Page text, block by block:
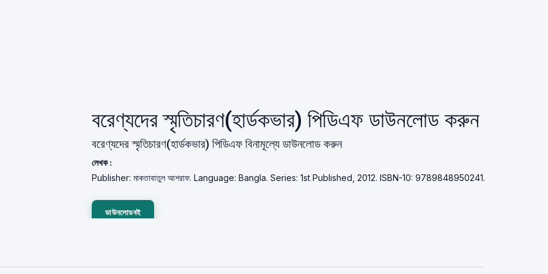
বরেণ্যদের স্মৃতিচারণ(হার্ডকভার) পিডিএফ ডাউনলোড করুন
বরেণ্যদের স্মৃতিচারণ(হার্ডকভার) পিডিএফ বিনামূল্যে ডাউনলোড করুন
লেখক :
Publisher: মাকতাবাতুল আশরাফ. Language: Bangla. Series: 1st Published, 2012. ISBN-10: 9789848950241.
ডাউনলোডবই